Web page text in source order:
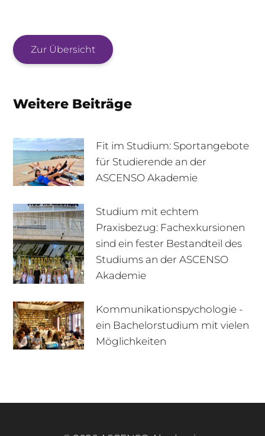
+49 170 222 77 66 Infotage
Zur Übersicht
Weitere Beiträge
Fit im Studium: Sportangebote
für Studierende an der
ASCENSO Akademie
Studium mit echtem
Praxisbezug: Fachexkursionen
sind ein fester Bestandteil des
Studiums an der ASCENSO
Akademie
Kommunikationspychologie -
ein Bachelorstudium mit vielen
Möglichkeiten